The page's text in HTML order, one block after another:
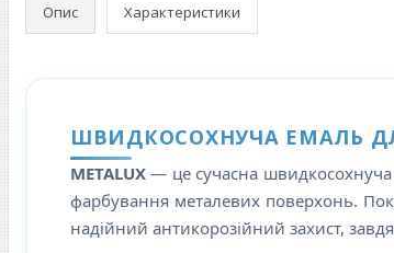
Опис Характеристики
ШВИДКОСОХНУЧА ЕМАЛЬ
METALUX — це сучасна швидкосохнуча
фарбування металевих поверхонь.
надійний антикорозійний захист,